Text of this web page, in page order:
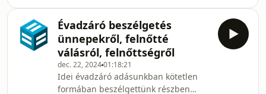
szakembert, egészen odáig, hogy le
végzettségek. Nincsenek könnyű
helyzetben azok, akik ma
pszichológusi segítséget keresnek:
már nemcsak az állami ellátásban, de
a magánrendelésben sem könnyű
segítséghez jutni. A helyzetet csak
Évadzáró beszélgetés
ünnepekről, felnőtté
válásról, felnőttségről
dec. 22, 202401:18:21
Idei évadzáró adásunkban kötetlen
formában beszélgettünk részben